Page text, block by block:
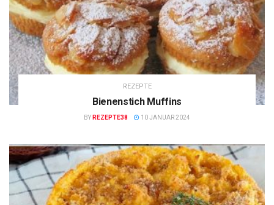
REZEPTE
Bienenstich Muffins
BY REZEPTE38 10 JANUAR 2024